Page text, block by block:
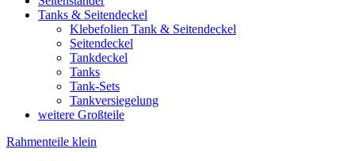
Tanks & Seitendeckel
Klebefolien Tank & Seitendeckel
Seitendeckel
Tankdeckel
Tanks
Tank-Sets
Tankversiegelung
weitere Großteile
Rahmenteile klein